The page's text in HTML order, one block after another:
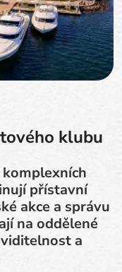
klubu
přístavní
akce a správu
na oddělené
a